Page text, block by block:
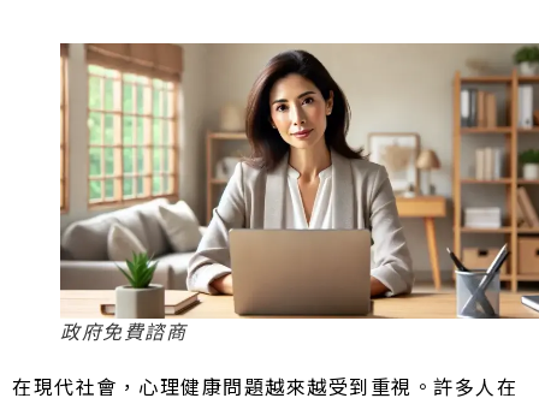
政府免費諮商
在現代社會，心理健康問題越來越受到重視。許多人在